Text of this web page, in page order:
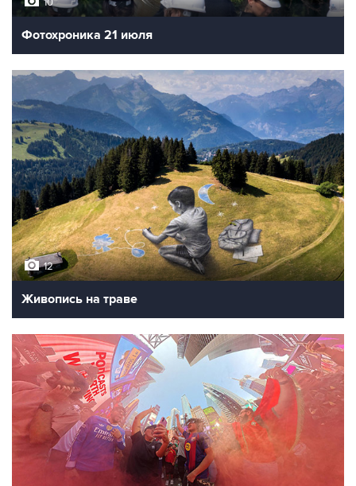
Фотохроника 21 июля
12
Живопись на траве